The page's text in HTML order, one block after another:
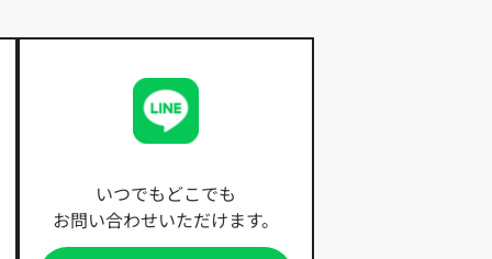
いつでもどこでも
お問い合わせいただけます。